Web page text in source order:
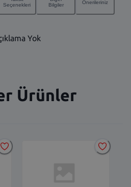
Seçenekleri
Bilgiler
Önerileriniz
Yok
Ürünler